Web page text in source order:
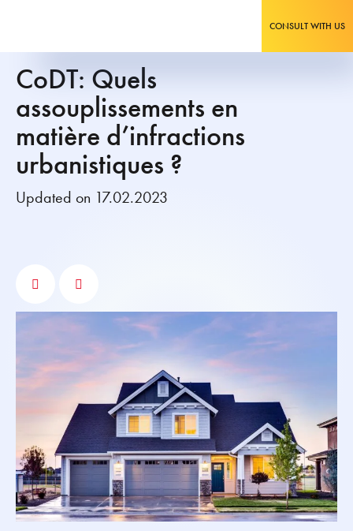
CONSULT WITH US
CoDT: Quels
assouplissements en
matière d’infractions
urbanistiques ?
Updated on 17.02.2023